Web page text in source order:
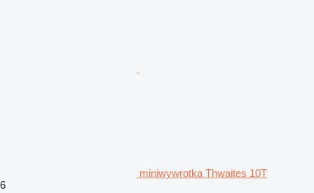
miniwywrotka Thwaites 10T
6